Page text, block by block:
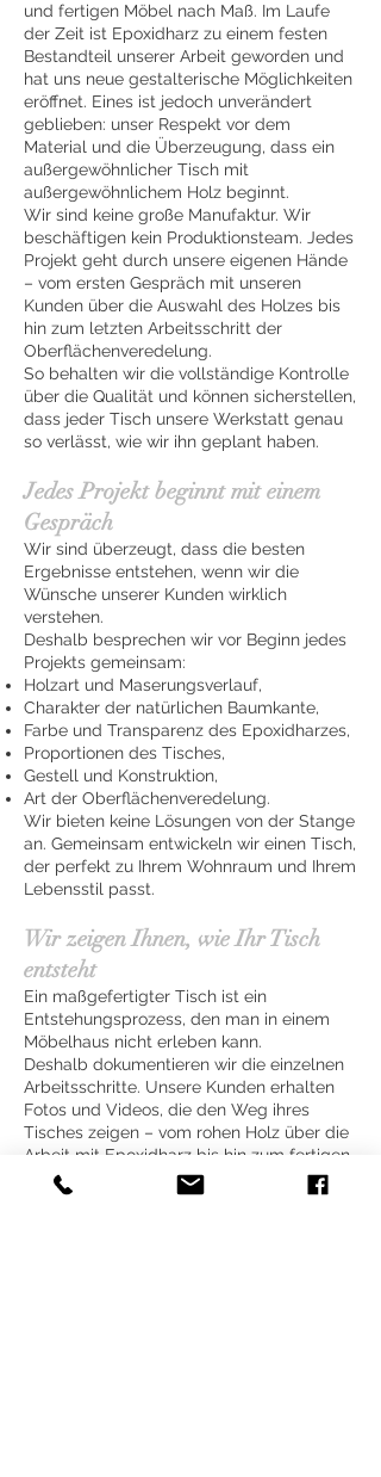
und fertigen Möbel nach Maß. Im Laufe
der Zeit ist Epoxidharz zu einem festen
Bestandteil unserer Arbeit geworden und
hat uns neue gestalterische Möglichkeiten
eröffnet. Eines ist jedoch unverändert
geblieben: unser Respekt vor dem
Material und die Überzeugung, dass ein
außergewöhnlicher Tisch mit
außergewöhnlichem Holz beginnt.
Wir sind keine große Manufaktur. Wir
beschäftigen kein Produktionsteam. Jedes
Projekt geht durch unsere eigenen Hände
– vom ersten Gespräch mit unseren
Kunden über die Auswahl des Holzes bis
hin zum letzten Arbeitsschritt der
Oberflächenveredelung.
So behalten wir die vollständige Kontrolle
über die Qualität und können sicherstellen,
dass jeder Tisch unsere Werkstatt genau
so verlässt, wie wir ihn geplant haben.
Jedes Projekt beginnt mit einem
Gespräch
Wir sind überzeugt, dass die besten
Ergebnisse entstehen, wenn wir die
Wünsche unserer Kunden wirklich
verstehen.
Deshalb besprechen wir vor Beginn jedes
Projekts gemeinsam:
Holzart und Maserungsverlauf,
Charakter der natürlichen Baumkante,
Farbe und Transparenz des Epoxidharzes,
Proportionen des Tisches,
Gestell und Konstruktion,
Art der Oberflächenveredelung.
Wir bieten keine Lösungen von der Stange
an. Gemeinsam entwickeln wir einen Tisch,
der perfekt zu Ihrem Wohnraum und Ihrem
Lebensstil passt.
Wir zeigen Ihnen, wie Ihr Tisch
entsteht
Ein maßgefertigter Tisch ist ein
Entstehungsprozess, den man in einem
Möbelhaus nicht erleben kann.
Deshalb dokumentieren wir die einzelnen
Arbeitsschritte. Unsere Kunden erhalten
Fotos und Videos, die den Weg ihres
Tisches zeigen – vom rohen Holz über die
Arbeit mit Epoxidharz bis hin zum fertigen
Möbelstück.
Das ist mehr als nur ein Blick hinter die